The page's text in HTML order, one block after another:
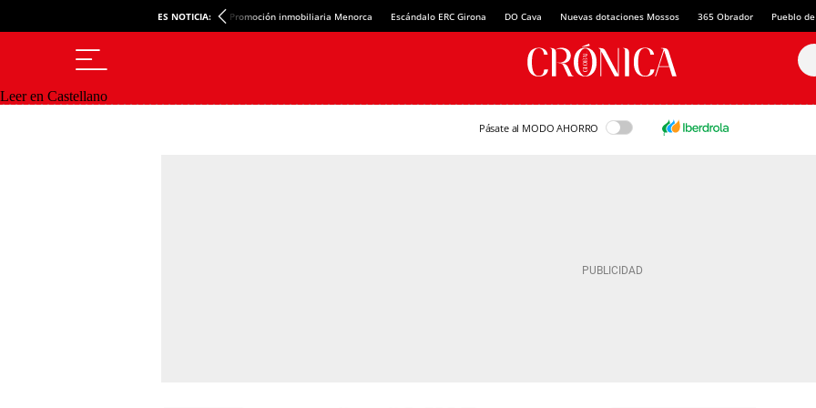
ES NOTICIA: Promoción inmobiliaria Menorca Escándalo ERC Girona DO Cava Nuevas dotaciones Mossos 365 Obrador Pueblo
Leer en Castellano
Pásate al MODO AHORRO